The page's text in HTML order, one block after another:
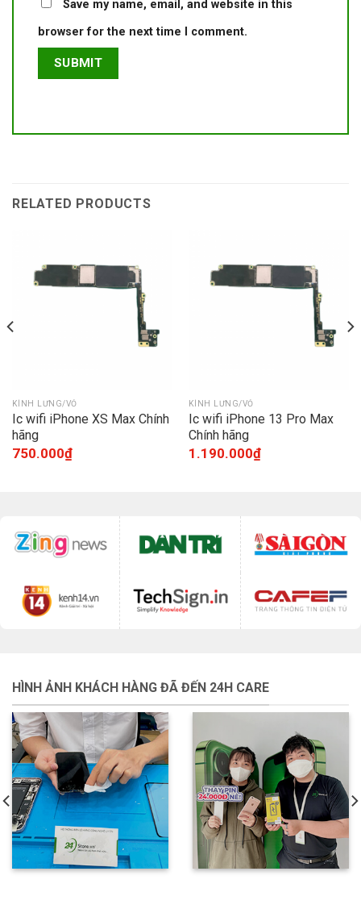
Save my name, email, and website in this
browser for the next time I comment.
RELATED PRODUCTS
KÍNH LƯNG/VỎ
Ic wifi iPhone XS Max Chính
hãng
750.000₫
KÍNH LƯNG/VỎ
Ic wifi iPhone 13 Pro Max
Chính hãng
1.190.000₫
HÌNH ẢNH KHÁCH HÀNG ĐÃ ĐẾN 24H CARE